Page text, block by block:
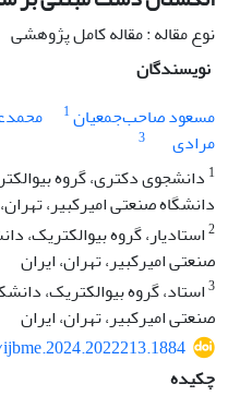
نوع مقاله : مقاله کامل پژوهشی
نویسندگان
مسعود صاحب‌جمعیان1
مرادی
3
1 دانشجوی دکتری، گروه
دانشگاه صنعتی امیرکبیر،
2استادیار، گروه
صنعتی امیرکبیر، تهران، ایران
3استاد، گروه بیوالکتریک،
صنعتی امیرکبیر، تهران، ایران
چکیده